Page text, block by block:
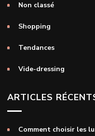
Non classé
Shopping
Tendances
Vide-dressing
ARTICLES
Comment choisir les